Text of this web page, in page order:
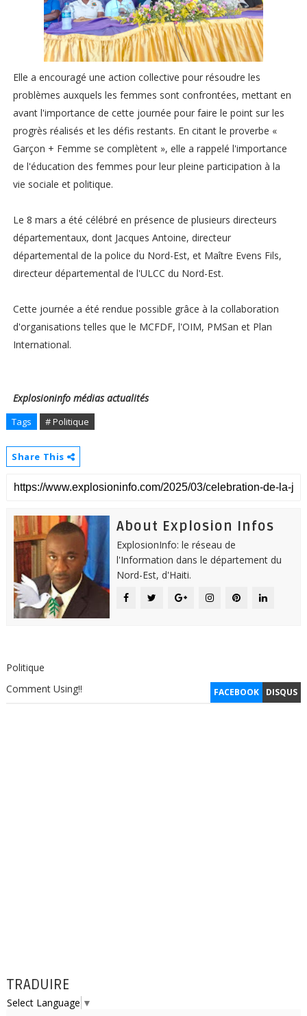
Elle a encouragé une action collective pour résoudre les
problèmes auxquels les femmes sont confrontées, mettant en
avant l'importance de cette journée pour faire le point sur les
progrès réalisés et les défis restants. En citant le proverbe «
Garçon + Femme se complètent », elle a rappelé l'importance
de l'éducation des femmes pour leur pleine participation à la
vie sociale et politique.
Le 8 mars a été célébré en présence de plusieurs directeurs
départementaux, dont Jacques Antoine, directeur
départemental de la police du Nord-Est, et Maître Evens Fils,
directeur départemental de l'ULCC du Nord-Est.
Cette journée a été rendue possible grâce à la collaboration
d'organisations telles que le MCFDF, l'OIM, PMSan et Plan
International.
Explosioninfo médias actualités
Tags # Politique
Share This
About Explosion Infos
ExplosionInfo: le réseau de
l'Information dans le département du
Nord-Est, d'Haiti.
Politique
FACEBOOK DISQUS
Comment Using!!
TRADUIRE
Select Language ▼